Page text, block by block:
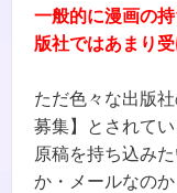
一般的に漫画の
版社ではあまり
ただ色々な出版
募集】とされて
原稿を持ち込み
か・メールなの